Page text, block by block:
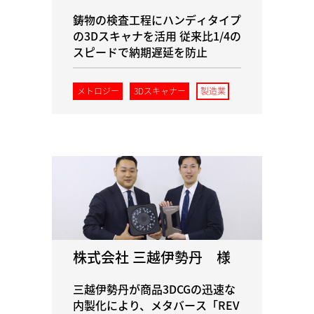
鋳物の検査工程にハンディタイプ
の3Dスキャナを活用 従来比1/4の
スピードで納期遅延を防止
メトロジー 3Dスキャナー 製造業
株式会社 三越伊勢丹 様
三越伊勢丹が商品3DCGの迅速な
内製化により、メタバース「REV